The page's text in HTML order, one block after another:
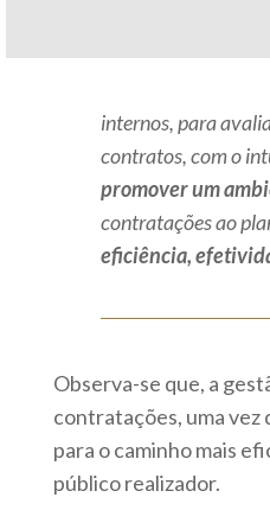
internos, para
contratos, com o
promover um
contratações ao
eficiência,
Observa-se que, a
contratações, uma vez
para o caminho mais
público realizador.